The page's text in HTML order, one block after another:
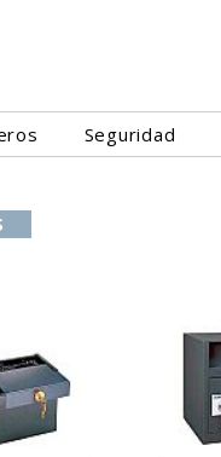
Seguridad